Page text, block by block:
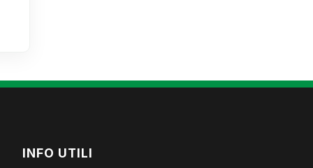
INFO UTILI